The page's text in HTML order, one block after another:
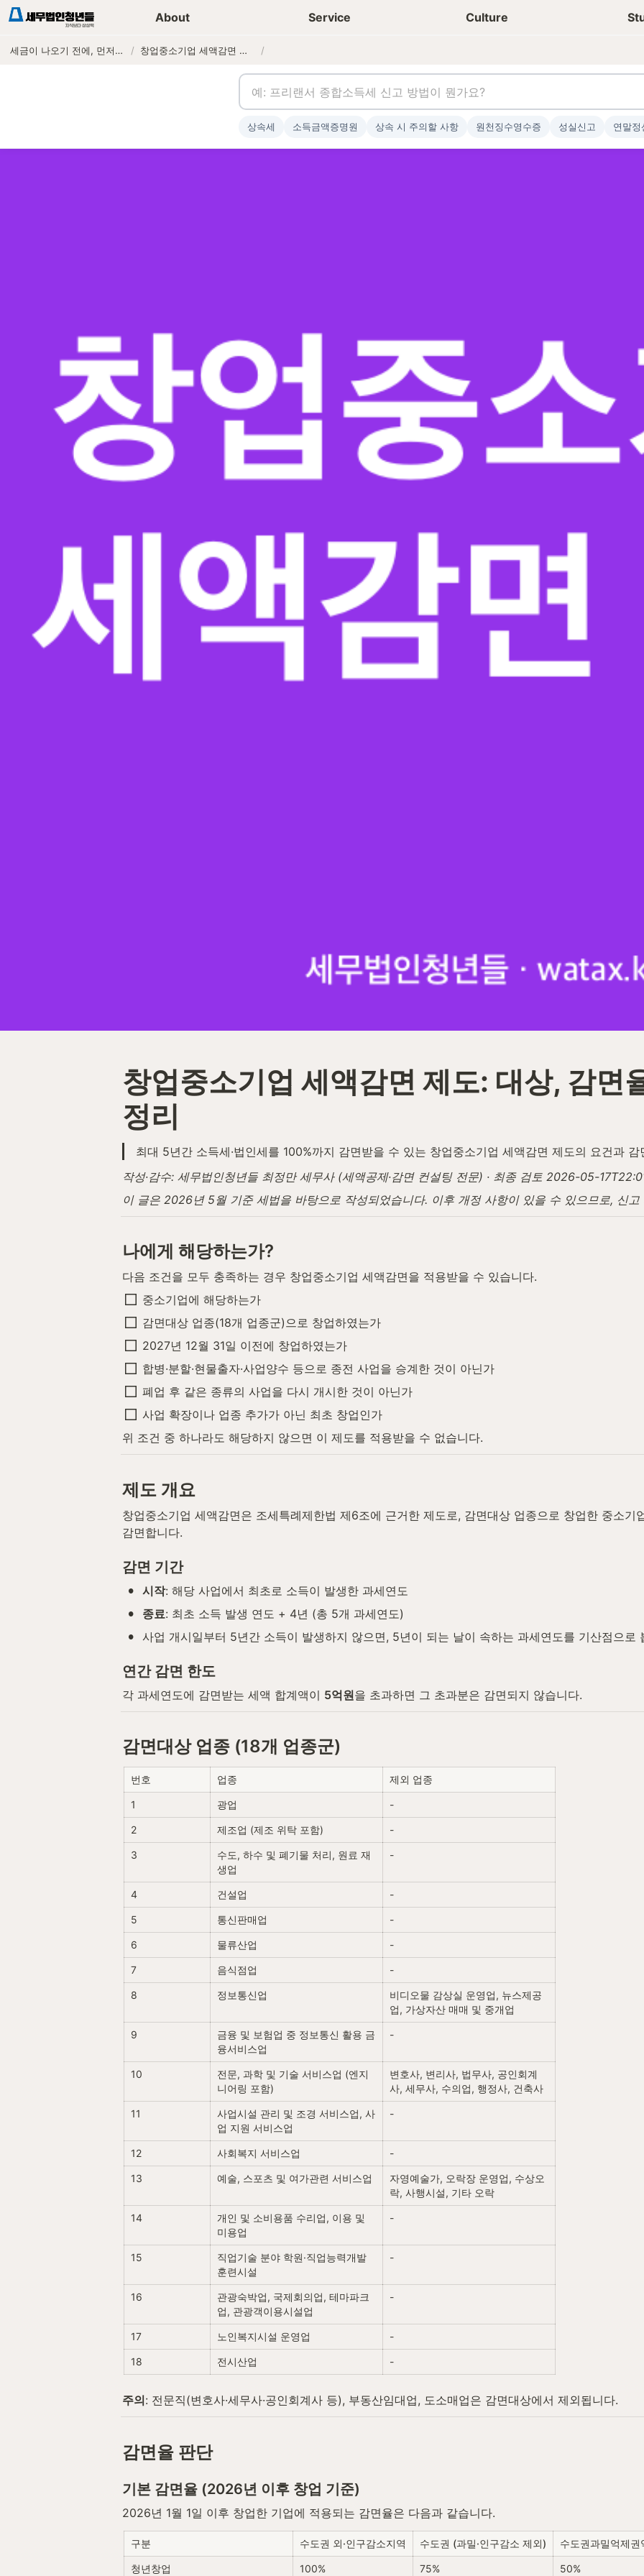
About Service Culture
세금이 나오기 전에, 먼저 연락하는 세무법인 / 창업중소기업 세액감면 제도: 대상, 감면율, 신청 요건 총정리 /
세무가이드 콘텐츠 기장상담신청 청년들 일상
창업중소기업 세액감면 제도: 대상, 감면
정리
최대 5년간 소득세·법인세를 100%까지 감면받을 수 있는 창업중소기업 세액감면 제도의 요건과
작성·감수: 세무법인청년들 최정만 세무사 (세액공제·감면 컨설팅 전문) · 최종 검토 2026-05-
이 글은 2026년 5월 기준 세법을 바탕으로 작성되었습니다. 이후 개정 사항이 있을 수 있으므로, 신
나에게 해당하는가?
다음 조건을 모두 충족하는 경우 창업중소기업 세액감면을 적용받을 수 있습니다.
중소기업에 해당하는가
감면대상 업종(18개 업종군)으로 창업하였는가
2027년 12월 31일 이전에 창업하였는가
합병·분할·현물출자·사업양수 등으로 종전 사업을 승계한 것이 아닌가
폐업 후 같은 종류의 사업을 다시 개시한 것이 아닌가
사업 확장이나 업종 추가가 아닌 최초 창업인가
위 조건 중 하나라도 해당하지 않으면 이 제도를 적용받을 수 없습니다.
제도 개요
창업중소기업 세액감면은 조세특례제한법 제6조에 근거한 제도로, 감면대상 업종으로 창업한 중소
감면합니다.
감면 기간
• 시작: 해당 사업에서 최초로 소득이 발생한 과세연도
• 종료: 최초 소득 발생 연도 + 4년 (총 5개 과세연도)
• 사업 개시일부터 5년간 소득이 발생하지 않으면, 5년이 되는 날이 속하는 과세연도를 기산점으로
연간 감면 한도
각 과세연도에 감면받는 세액 합계액이 5억원을 초과하면 그 초과분은 감면되지 않습니다.
감면대상 업종 (18개 업종군)
번호 업종 제외 업종
1 광업 -
2 제조업 (제조 위탁 포함) -
3
수도, 하수 및 폐기물 처리, 원료 재
생업
-
4 건설업 -
5 통신판매업 -
6 물류산업 -
7 음식점업 -
8 정보통신업
비디오물 감상실 운영업, 뉴스제공
업, 가상자산 매매 및 중개업
9
금융 및 보험업 중 정보통신 활용 금
융서비스업
-
10
전문, 과학 및 기술 서비스업 (엔지
니어링 포함)
변호사, 변리사, 법무사, 공인회계
사, 세무사, 수의업, 행정사, 건축사
11
사업시설 관리 및 조경 서비스업, 사
업 지원 서비스업
-
12 사회복지 서비스업 -
13 예술, 스포츠 및 여가관련 서비스업
자영예술가, 오락장 운영업, 수상오
락, 사행시설, 기타 오락
14
개인 및 소비용품 수리업, 이용 및
미용업
-
15
직업기술 분야 학원·직업능력개발
훈련시설
-
16
관광숙박업, 국제회의업, 테마파크
업, 관광객이용시설업
-
17 노인복지시설 운영업 -
18 전시산업 -
주의: 전문직(변호사·세무사·공인회계사 등), 부동산임대업, 도소매업은 감면대상에서 제외됩니다.
감면율 판단
기본 감면율 (2026년 이후 창업 기준)
2026년 1월 1일 이후 창업한 기업에 적용되는 감면율은 다음과 같습니다.
구분 수도권 외·인구감소지역 수도권 (과밀·인구감소 제외) 수도권과밀억제권
청년창업 100% 75% 50%
상속세 소득금액증명원 상속 시 주의할 사항 원천징수영수증 성실신고 연말정